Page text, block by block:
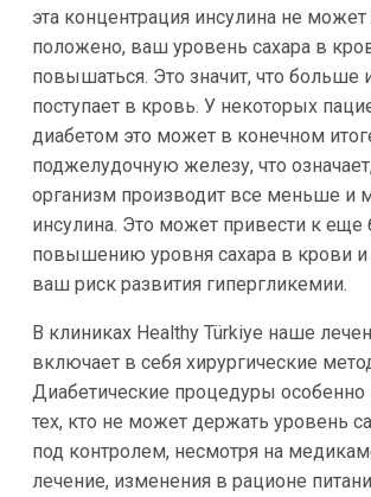
эта концентрация инсулина не может
положено, ваш уровень сахара в
повышаться. Это значит, что больше
поступает в кровь. У некоторых
диабетом это может в конечном
поджелудочную железу, что
организм производит все меньше и
инсулина. Это может привести к
повышению уровня сахара в крови и
ваш риск развития гипергликемии.
В клиниках Healthy Türkiye наше
включает в себя хирургические
Диабетические процедуры
тех, кто не может держать уровень
под контролем, несмотря на
лечение, изменения в рационе